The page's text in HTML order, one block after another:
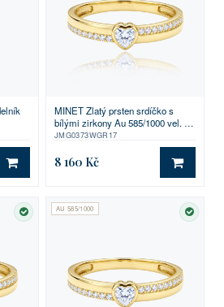
DO KOŠÍKU
MINET Zlatý prsten srdíčko s
bílými zirkony Au 585/1000 vel. 57
- 1,25g
JMG0373WGR17
8 160 Kč DO
SKLADEM
AU 585/1000